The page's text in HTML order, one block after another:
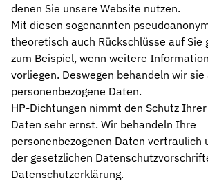
Wehrtechnik & Rüstung
Zuverlässige Dichtungen für
Stangendichtungen
Dichtungen für höchste Ansprüche in
Kolbendichtungen
Sichere Abdichtung von
O-Ringe
Universelle Dichtungslösung für
denen Sie unsere Website nutzen.
Mit diesen sogenannten
theoretisch auch Rückschlüsse auf Sie
zum Beispiel, wenn weitere
vorliegen. Deswegen behandeln wir
personenbezogene Daten.
HP-Dichtungen nimmt den Schutz
Daten sehr ernst. Wir behandeln Ihre
personenbezogenen Daten vertraulich
der gesetzlichen
Datenschutzerklärung.